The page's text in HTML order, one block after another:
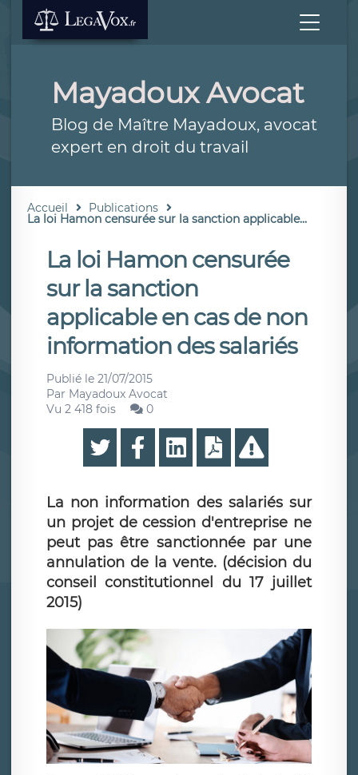
Mayadoux Avocat
Blog de Maître Mayadoux, avocat
expert en droit du travail
Accueil Publications
La loi Hamon censurée sur la sanction applicable...
La loi Hamon censurée
sur la sanction
applicable en cas de non
information des salariés
Publié le 21/07/2015
Par Mayadoux Avocat
Vu 2 418 fois
0
La non information des salariés sur
un projet de cession d'entreprise ne
peut pas être sanctionnée par une
annulation de la vente. (décision du
conseil constitutionnel du 17 juillet
2015)